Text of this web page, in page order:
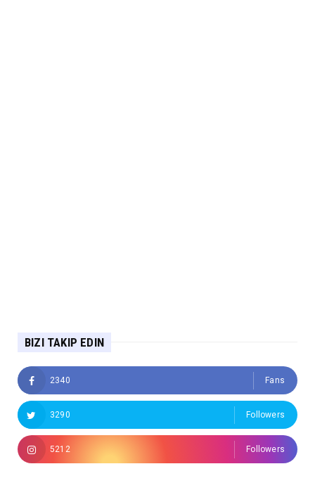
BIZI TAKIP EDIN
2340 Fans
3290 Followers
5212 Followers